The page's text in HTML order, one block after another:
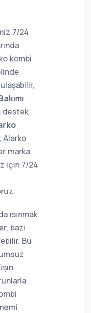
7/24
kombi
destek
Alarko
marka
için 7/24
ısınmak
bazı
Bu